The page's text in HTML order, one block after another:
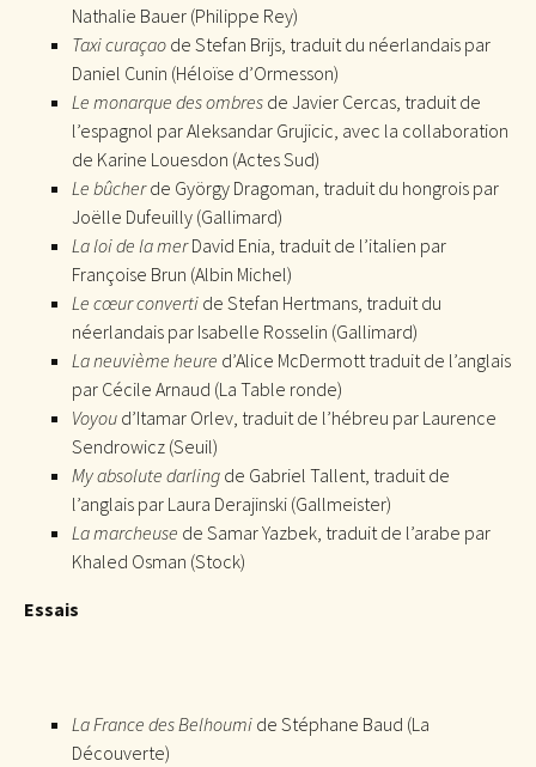
Nathalie Bauer (Philippe Rey)
Taxi curaçao de Stefan Brijs, traduit du néerlandais par
Daniel Cunin (Héloïse d’Ormesson)
Le monarque des ombres de Javier Cercas, traduit de
l’espagnol par Aleksandar Grujicic, avec la collaboration
de Karine Louesdon (Actes Sud)
Le bûcherde György Dragoman, traduit du hongrois par
Joëlle Dufeuilly (Gallimard)
La loi de la merDavid Enia, traduit de l’italien par
Françoise Brun (Albin Michel)
Le cœur converti de Stefan Hertmans, traduit du
néerlandais par Isabelle Rosselin (Gallimard)
La neuvième heure d’Alice McDermott traduit de l’anglais
par Cécile Arnaud (La Table ronde)
Voyou d’Itamar Orlev, traduit de l’hébreu par Laurence
Sendrowicz (Seuil)
My absolute darling de Gabriel Tallent, traduit de
l’anglais par Laura Derajinski (Gallmeister)
La marcheuse de Samar Yazbek, traduit de l’arabe par
Khaled Osman (Stock)
Essais
La France des Belhoumi de Stéphane Baud (La
Découverte)